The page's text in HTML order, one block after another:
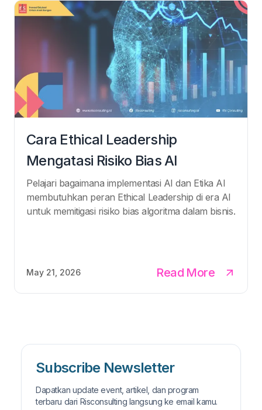
Cara Ethical Leadership
Mengatasi Risiko Bias AI
Pelajari bagaimana implementasi AI dan Etika AI
membutuhkan peran Ethical Leadership di era AI
untuk memitigasi risiko bias algoritma dalam bisnis.
May 21, 2026 Read More
Subscribe Newsletter
Dapatkan update event, artikel, dan program
terbaru dari Risconsulting langsung ke email kamu.